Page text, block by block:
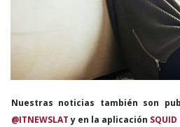
Nuestras noticias también son
@ITNEWSLATy en la aplicación SQUID